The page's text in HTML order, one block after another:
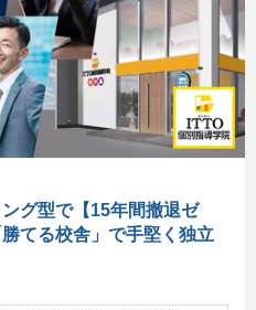
グ型で【15年間撤退ゼ
てる校舎」で手堅く独立